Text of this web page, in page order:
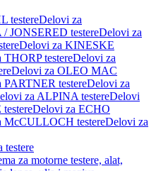
testereDelovi za
JONSERED testereDelovi za
Delovi za KINESKE
THORP testereDelovi za
Delovi za OLEO MAC
PARTNER testereDelovi za
za ALPINA testereDelovi
Delovi za ECHO
McCULLOCH testereDelovi za
testere